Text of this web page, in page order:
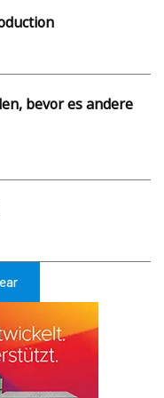
bevor es andere